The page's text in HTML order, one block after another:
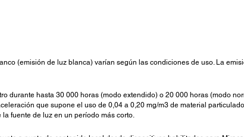
(emisión de luz blanca) varían según las condiciones de uso. La
durante hasta 30 000 horas (modo extendido) o 20 000 horas (modo
que supone el uso de 0,04 a 0,20 mg/m3 de material
fuente de luz en un período más corto.